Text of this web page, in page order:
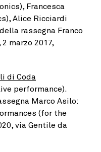
Francesca
Alice Ricciardi
rassegna Franco
marzo 2017,
di Coda
performance).
Marco Asilo:
(for the
via Gentile da